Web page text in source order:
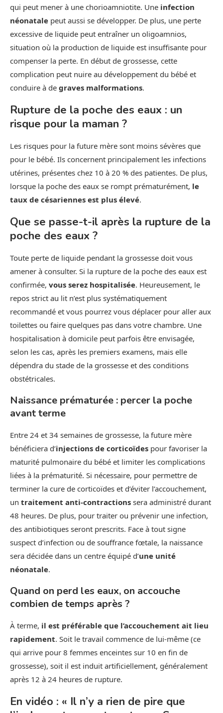
qui peut mener à une chorioamniotite. Une infection
néonatale peut aussi se développer. De plus, une perte
excessive de liquide peut entraîner un oligoamnios,
situation où la production de liquide est insuffisante pour
compenser la perte. En début de grossesse, cette
complication peut nuire au développement du bébé et
conduire à de graves malformations.
Rupture de la poche des eaux : un
risque pour la maman ?
Les risques pour la future mère sont moins sévères que
pour le bébé. Ils concernent principalement les infections
utérines, présentes chez 10 à 20 % des patientes. De plus,
lorsque la poche des eaux se rompt prématurément, le
taux de césariennes est plus élevé.
Que se passe-t-il après la rupture de la
poche des eaux ?
Toute perte de liquide pendant la grossesse doit vous
amener à consulter. Si la rupture de la poche des eaux est
confirmée, vous serez hospitalisée. Heureusement, le
repos strict au lit n’est plus systématiquement
recommandé et vous pourrez vous déplacer pour aller aux
toilettes ou faire quelques pas dans votre chambre. Une
hospitalisation à domicile peut parfois être envisagée,
selon les cas, après les premiers examens, mais elle
dépendra du stade de la grossesse et des conditions
obstétricales.
Naissance prématurée : percer la poche
avant terme
Entre 24 et 34 semaines de grossesse, la future mère
bénéficiera d’injections de corticoïdes pour favoriser la
maturité pulmonaire du bébé et limiter les complications
liées à la prématurité. Si nécessaire, pour permettre de
terminer la cure de corticoïdes et d’éviter l’accouchement,
un traitement anti-contractions sera administré durant
48 heures. De plus, pour traiter ou prévenir une infection,
des antibiotiques seront prescrits. Face à tout signe
suspect d’infection ou de souffrance fœtale, la naissance
sera décidée dans un centre équipé d’une unité
néonatale.
Quand on perd les eaux, on accouche
combien de temps après ?
À terme, il est préférable que l’accouchement ait lieu
rapidement. Soit le travail commence de lui-même (ce
qui arrive pour 8 femmes enceintes sur 10 en fin de
grossesse), soit il est induit artificiellement, généralement
après 12 à 24 heures de rupture.
En vidéo : « Il n’y a rien de pire que